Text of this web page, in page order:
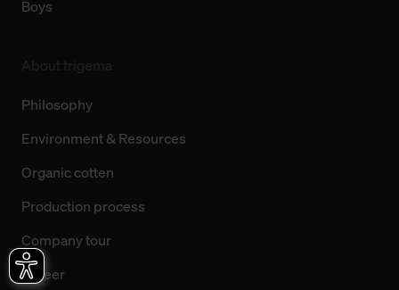
Boys
Philosophy
Environment & Resources
Organic cotten
Production process
Company tour
Career